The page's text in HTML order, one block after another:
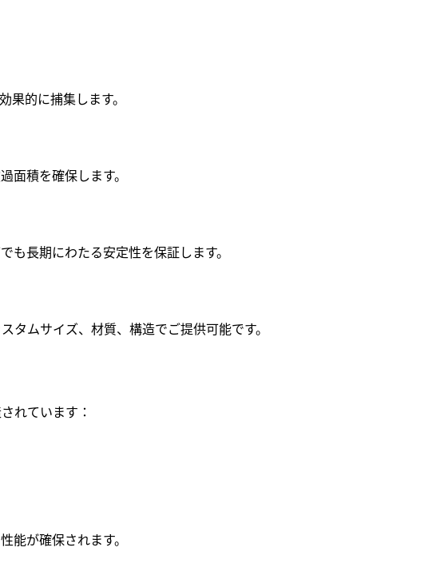
果的に捕集します。
面積を確保します。
長期にわたる安定性を保証します。
タムサイズ、材質、構造でご提供可能です。
れています：
能が確保されます。